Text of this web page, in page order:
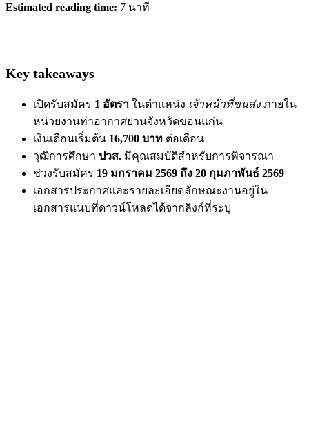
Estimated reading time: 7 นาที
Key takeaways
เปิดรับสมัคร 1 อัตรา ในตำแหน่ง เจ้าหน้าที่ขนส่งภายใน
หน่วยงานท่าอากาศยานจังหวัดขอนแก่น
เงินเดือนเริ่มต้น 16,700 บาท ต่อเดือน
วุฒิการศึกษา ปวส. มีคุณสมบัติสำหรับการพิจารณา
ช่วงรับสมัคร 19 มกราคม 2569 ถึง 20 กุมภาพันธ์ 2569
เอกสารประกาศและรายละเอียดลักษณะงานอยู่ใน
เอกสารแนบที่ดาวน์โหลดได้จากลิงก์ที่ระบุ